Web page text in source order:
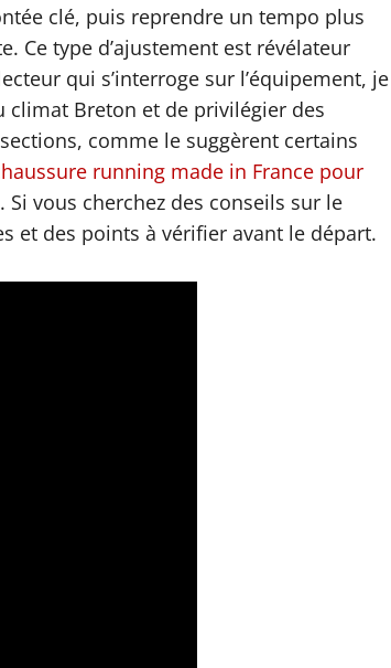
clé, puis reprendre un tempo plus
Ce type d’ajustement est révélateur
qui s’interroge sur l’équipement, je
climat Breton et de privilégier des
comme le suggèrent certains
running made in France pour
vous cherchez des conseils sur le
et des points à vérifier avant le départ.